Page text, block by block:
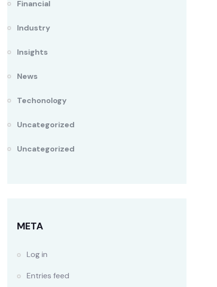
Financial
Industry
Insights
News
Techonology
Uncategorized
Uncategorized
META
Log in
Entries feed